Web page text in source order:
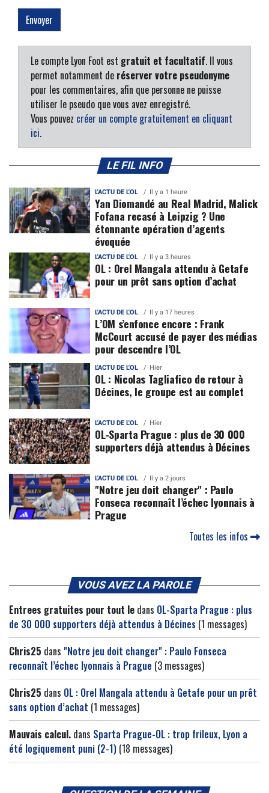
Le compte Lyon Foot est gratuit et facultatif. Il vous
permet notamment de réserver votre pseudonyme
pour les commentaires, afin que personne ne puisse
utiliser le pseudo que vous avez enregistré.
Vous pouvez créer un compte gratuitement en cliquant
ici.
LE FIL INFO
L'ACTU DE L'OL Il y a 1 heure
Yan Diomandé au Real Madrid, Malick
Fofana recasé à Leipzig ? Une
étonnante opération d’agents
évoquée
L'ACTU DE L'OL Il y a 3 heures
OL : Orel Mangala attendu à Getafe
pour un prêt sans option d’achat
L'ACTU DE L'OL Il y a 17 heures
L’OM s’enfonce encore : Frank
McCourt accusé de payer des médias
pour descendre l’OL
L'ACTU DE L'OL Hier
OL : Nicolas Tagliafico de retour à
Décines, le groupe est au complet
L'ACTU DE L'OL Hier
OL-Sparta Prague : plus de 30 000
supporters déjà attendus à Décines
L'ACTU DE L'OL Il y a 2 jours
"Notre jeu doit changer" : Paulo
Fonseca reconnaît l’échec lyonnais à
Prague
Toutes les infos
VOUS AVEZ LA PAROLE
Entrees gratuites pour tout le dans OL-Sparta Prague : plus
de 30 000 supporters déjà attendus à Décines (1 messages)
Chris25 dans "Notre jeu doit changer" : Paulo Fonseca
reconnaît l’échec lyonnais à Prague (3 messages)
Chris25 dans OL : Orel Mangala attendu à Getafe pour un prêt
sans option d’achat (1 messages)
Mauvais calcul. dans Sparta Prague-OL : trop frileux, Lyon a
été logiquement puni (2-1) (18 messages)